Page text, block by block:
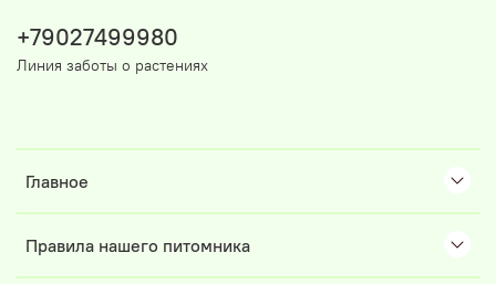
Главное
Правила нашего питомника
+79027499980
Линия заботы о растениях